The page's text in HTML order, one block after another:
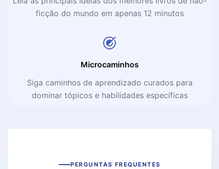
ficção do mundo em apenas 12 minutos
Microcaminhos
Siga caminhos de aprendizado curados para
dominar tópicos e habilidades específicas
PERGUNTAS FREQUENTES